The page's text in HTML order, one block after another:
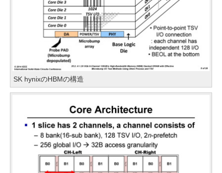
SK hynixのHBMの構造